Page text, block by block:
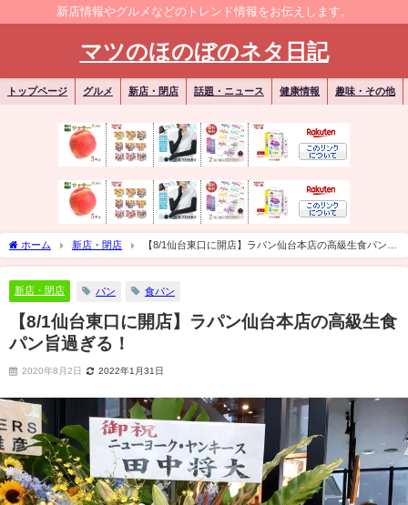
新店情報やグルメなどのトレンド情報をお伝えします。
マツのほのぼのネタ日記
トップページ グルメ 新店・閉店 話題・ニュース 健康情報 趣味・その他
ホーム 新店・閉店
【8/1仙台東口に開店】ラパン仙台本店の高級生食パン旨
過ぎる！
新店・閉店 パン 食パン
【8/1仙台東口に開店】ラパン仙台本店の高級生食
パン旨過ぎる！
2020年8月2日 2022年1月31日